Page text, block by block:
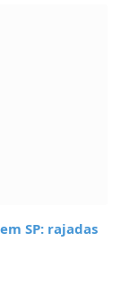
SP: rajadas